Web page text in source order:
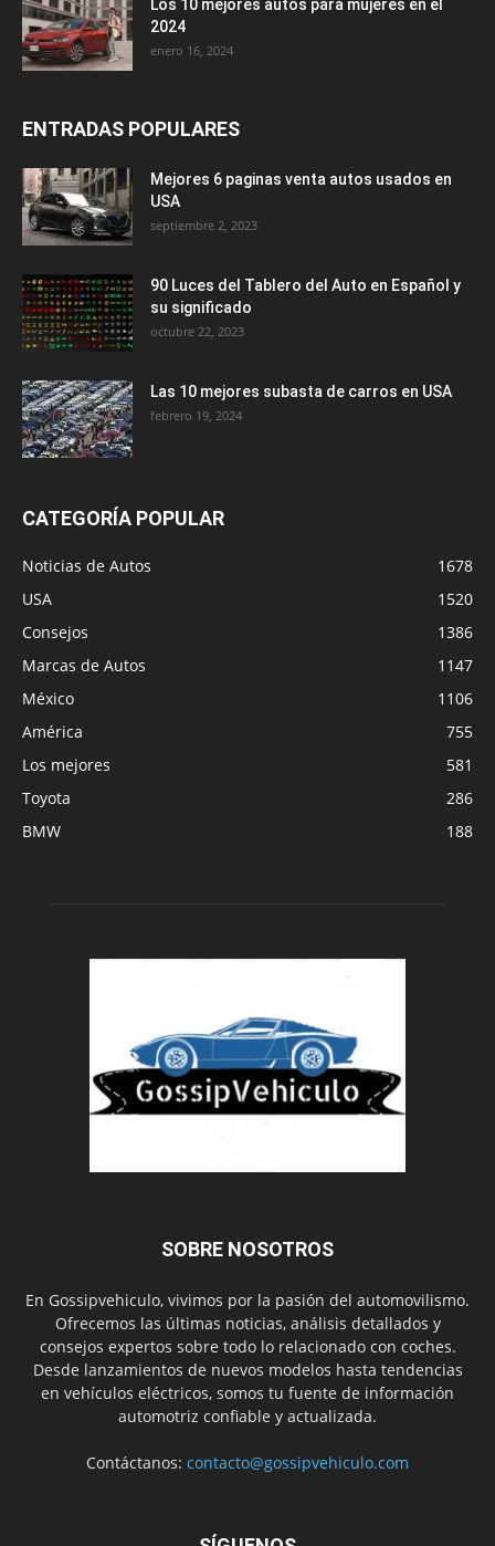
Los 10 mejores autos para mujeres en el
2024
enero 16, 2024
ENTRADAS POPULARES
Mejores 6 paginas venta autos usados en
USA
septiembre 2, 2023
90 Luces del Tablero del Auto en Español y
su significado
octubre 22, 2023
Las 10 mejores subasta de carros en USA
febrero 19, 2024
CATEGORÍA POPULAR
Noticias de Autos
1678
USA
1520
Consejos
1386
Marcas de Autos
1147
México
1106
América
755
Los mejores
581
Toyota
286
BMW
188
SOBRE NOSOTROS
En Gossipvehiculo, vivimos por la pasión del automovilismo.
Ofrecemos las últimas noticias, análisis detallados y
consejos expertos sobre todo lo relacionado con coches.
Desde lanzamientos de nuevos modelos hasta tendencias
en vehículos eléctricos, somos tu fuente de información
automotriz confiable y actualizada.
Contáctanos: contacto@gossipvehiculo.com